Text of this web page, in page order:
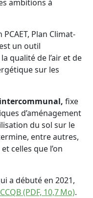
ambitions à
Plan Climat-
un outil
qualité de l’air et de
sur les
fixe
d’aménagement
du sol sur le
entre autres,
celles que l’on
a débuté en 2021,
(PDF, 10,7 Mo).